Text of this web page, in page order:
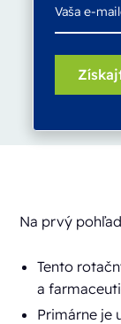
Na prvý pohľad
Tento
a
Primárne je